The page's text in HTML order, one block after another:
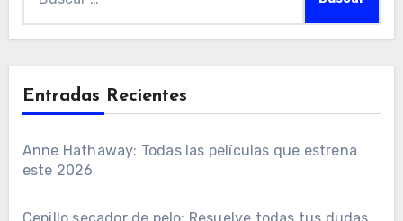
Entradas Recientes
Anne Hathaway: Todas las películas que estrena
este 2026